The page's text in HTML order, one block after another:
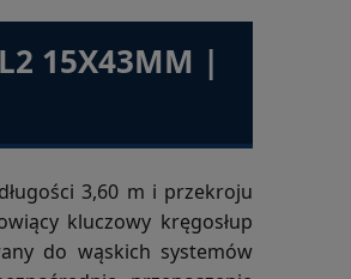
15X43MM |
3,60 m i przekroju
kluczowy kręgosłup
do wąskich systemów